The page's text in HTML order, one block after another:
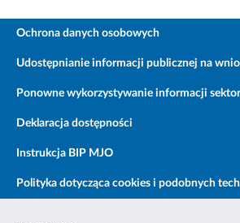
Ochrona danych osobowych
Udostępnianie informacji publicznej na
Ponowne wykorzystywanie informacji
Deklaracja dostępności
Instrukcja BIP MJO
Polityka dotycząca cookies i podobnych